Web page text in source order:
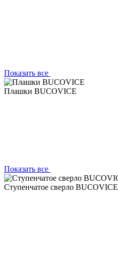
Показать все
Плашки BUCOVICE
Показать все
Ступенчатое сверло BUCOVICE